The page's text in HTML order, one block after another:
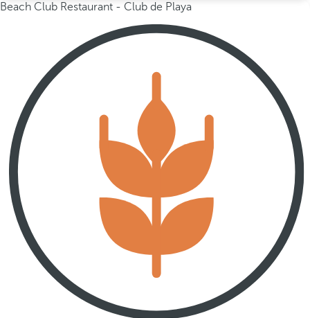
Beach Club Restaurant - Club de Playa